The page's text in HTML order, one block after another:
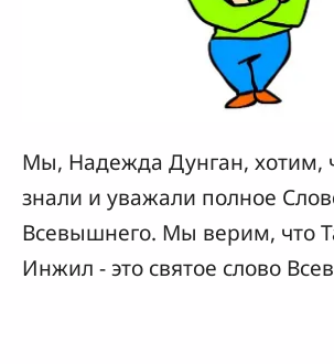
Мы, Надежда Дунган, хотим,
знали и уважали полное
Всевышнего. Мы верим, что
Инжил - это святое слово